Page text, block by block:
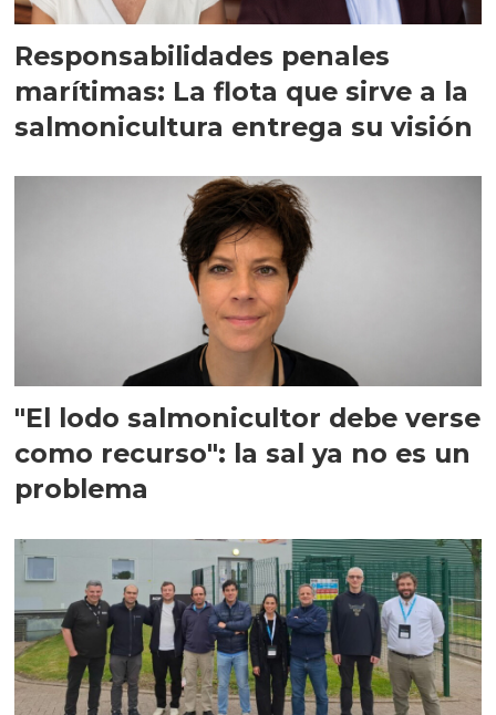
Responsabilidades penales
marítimas: La flota que sirve a la
salmonicultura entrega su visión
"El lodo salmonicultor debe verse
como recurso": la sal ya no es un
problema